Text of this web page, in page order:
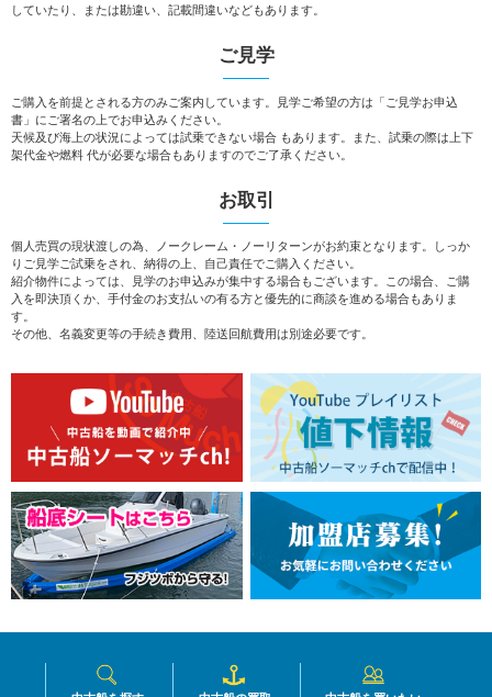
していたり、または勘違い、記載間違いなどもあります。
ご見学
ご購入を前提とされる方のみご案内しています。見学ご希望の方は「ご見学お申込
書」にご署名の上でお申込みください。
天候及び海上の状況によっては試乗できない場合 もあります。また、試乗の際は上下
架代金や燃料 代が必要な場合もありますのでご了承ください。
お取引
個人売買の現状渡しの為、ノークレーム・ノーリターンがお約束となります。しっか
りご見学ご試乗をされ、納得の上、自己責任でご購入ください。
紹介物件によっては、見学のお申込みが集中する場合もございます。この場合、ご購
入を即決頂くか、手付金のお支払いの有る方と優先的に商談を進める場合もありま
す。
その他、名義変更等の手続き費用、陸送回航費用は別途必要です。